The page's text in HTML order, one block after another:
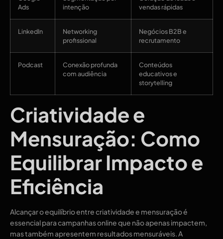
Ads
intenção
vendas rápidas
LinkedIn
Networking
profissional
Negócios B2B e
recrutamento
Podcast
Conexão profunda
com audiência
Conteúdos
educativos e
storytelling
Criatividade e
Mensuração: Como
Equilibrar Impacto e
Eficiência
Alcançar o equilíbrio entre criatividade e mensuração é
essencial para campanhas online que não apenas impactem,
mas também apresentem resultados mensuráveis. A